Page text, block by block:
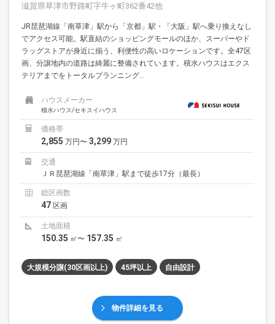
滋賀県草津市野路町字牛ヶ町362番42他
JR琵琶湖線「南草津」駅から「京都」駅・「大阪」駅へ乗り換えなし
でアクセス可能。駅直結のショッピングモールのほか、スーパーやド
ラッグストアが身近に揃う、利便性の高いロケーションです。全47区
画、分譲地内の道路は綺麗に整備されています。積水ハウスはエクス
テリアまでをトータルプランニング...
ハウスメーカー
積水ハウス/セキスイハウス
価格帯
2,855 万円〜 3,299 万円
交通
ＪＲ琵琶湖線「南草津」駅まで徒歩17分（最長）
総区画数
47 区画
土地面積
150.35 ㎡〜 157.35 ㎡
大規模分譲(30区画以上) 45坪以上 自由設計
物件詳細を見る